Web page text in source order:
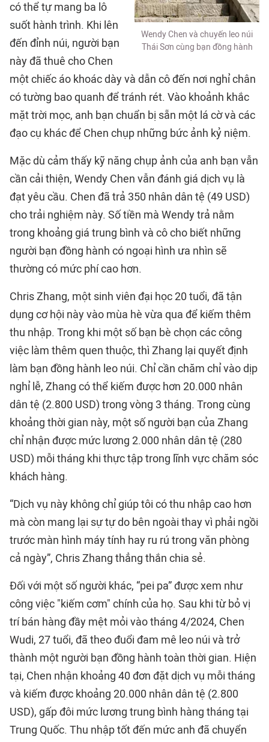
Wendy Chen và chuyến leo núi
Thái Sơn cùng bạn đồng hành
có thể tự mang ba lô
suốt hành trình. Khi lên
đến đỉnh núi, người bạn
này đã thuê cho Chen
một chiếc áo khoác dày và dẫn cô đến nơi nghỉ chân
có tường bao quanh để tránh rét. Vào khoảnh khắc
mặt trời mọc, anh bạn chuẩn bị sẵn một lá cờ và các
đạo cụ khác để Chen chụp những bức ảnh kỷ niệm.
Mặc dù cảm thấy kỹ năng chụp ảnh của anh bạn vẫn
cần cải thiện, Wendy Chen vẫn đánh giá dịch vụ là
đạt yêu cầu. Chen đã trả 350 nhân dân tệ (49 USD)
cho trải nghiệm này. Số tiền mà Wendy trả nằm
trong khoảng giá trung bình và cô cho biết những
người bạn đồng hành có ngoại hình ưa nhìn sẽ
thường có mức phí cao hơn.
Chris Zhang, một sinh viên đại học 20 tuổi, đã tận
dụng cơ hội này vào mùa hè vừa qua để kiếm thêm
thu nhập. Trong khi một số bạn bè chọn các công
việc làm thêm quen thuộc, thì Zhang lại quyết định
làm bạn đồng hành leo núi. Chỉ cần chăm chỉ vào dịp
nghỉ lễ, Zhang có thể kiếm được hơn 20.000 nhân
dân tệ (2.800 USD) trong vòng 3 tháng. Trong cùng
khoảng thời gian này, một số người bạn của Zhang
chỉ nhận được mức lương 2.000 nhân dân tệ (280
USD) mỗi tháng khi thực tập trong lĩnh vực chăm sóc
khách hàng.
“Dịch vụ này không chỉ giúp tôi có thu nhập cao hơn
mà còn mang lại sự tự do bên ngoài thay vì phải ngồi
trước màn hình máy tính hay ru rú trong văn phòng
cả ngày”, Chris Zhang thẳng thắn chia sẻ.
Đối với một số người khác, “pei pa” được xem như
công việc "kiếm cơm" chính của họ. Sau khi từ bỏ vị
trí bán hàng đầy mệt mỏi vào tháng 4/2024, Chen
Wudi, 27 tuổi, đã theo đuổi đam mê leo núi và trở
thành một người bạn đồng hành toàn thời gian. Hiện
tại, Chen nhận khoảng 40 đơn đặt dịch vụ mỗi tháng
và kiếm được khoảng 20.000 nhân dân tệ (2.800
USD), gấp đôi mức lương trung bình hàng tháng tại
Trung Quốc. Thu nhập tốt đến mức anh đã chuyển